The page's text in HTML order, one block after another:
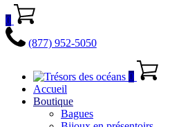
0
(877) 952-5050
0
Accueil
Boutique
Bagues